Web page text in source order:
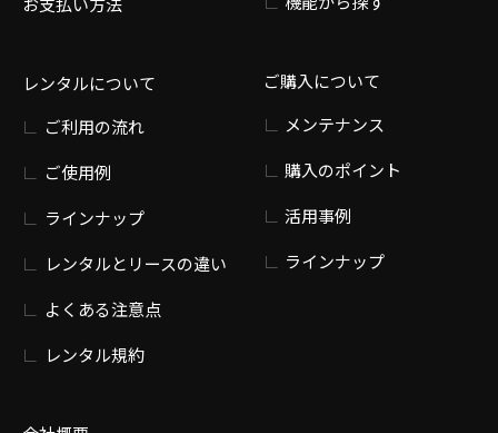
レンタルについて
ご利用の流れ
ご使用例
ラインナップ
レンタルとリースの違い
よくある注意点
レンタル規約
ご購入について
メンテナンス
購入のポイント
活用事例
ラインナップ